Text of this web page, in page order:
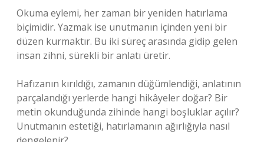
Okuma eylemi, her zaman bir yeniden hatırlama
biçimidir. Yazmak ise unutmanın içinden yeni bir
düzen kurmaktır. Bu iki süreç arasında gidip gelen
insan zihni, sürekli bir anlatı üretir.
Hafızanın kırıldığı, zamanın düğümlendiği, anlatının
parçalandığı yerlerde hangi hikâyeler doğar? Bir
metin okunduğunda zihinde hangi boşluklar açılır?
Unutmanın estetiği, hatırlamanın ağırlığıyla nasıl